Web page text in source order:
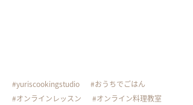
yuriscookingstudio
おうちでごはん
オンラインレッスン
オンライン料理教室